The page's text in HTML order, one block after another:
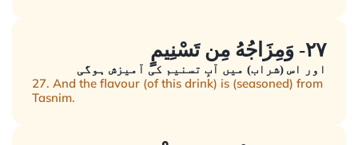
٢٧- وَمِزَاجُهُ مِن تَسْنِيمٍ
اور اس (شراب) میں آبِ تسنیم کی آمیزش ہوگی
27. And the flavour (of this drink) is (seasoned) from
Tasnim.